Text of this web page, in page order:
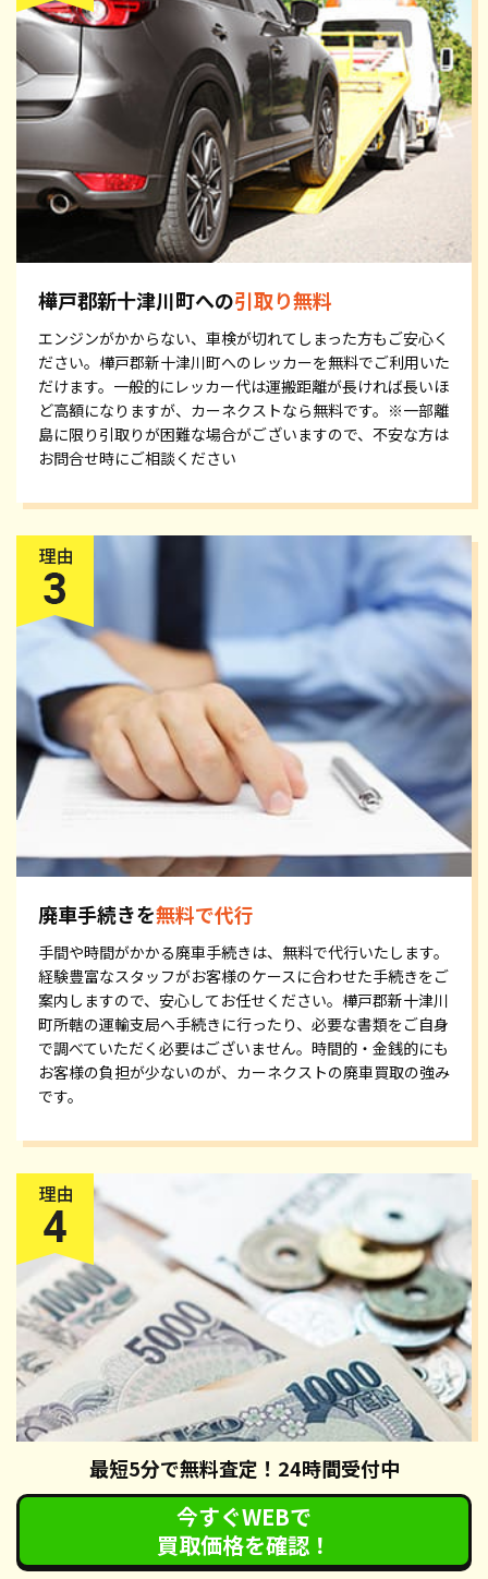
樺戸郡新十津川町への引取り無料
エンジンがかからない、車検が切れてしまった方もご安心く
ださい。樺戸郡新十津川町へのレッカーを無料でご利用いた
だけます。一般的にレッカー代は運搬距離が長ければ長いほ
ど高額になりますが、カーネクストなら無料です。※一部離
島に限り引取りが困難な場合がございますので、不安な方は
お問合せ時にご相談ください
廃車手続きを無料で代行
手間や時間がかかる廃車手続きは、無料で代行いたします。
経験豊富なスタッフがお客様のケースに合わせた手続きをご
案内しますので、安心してお任せください。樺戸郡新十津川
町所轄の運輸支局へ手続きに行ったり、必要な書類をご自身
で調べていただく必要はございません。時間的・金銭的にも
お客様の負担が少ないのが、カーネクストの廃車買取の強み
です。
が受け取れる
最短5分で無料査定！24時間受付中
今すぐWEBで
買取価格を確認！